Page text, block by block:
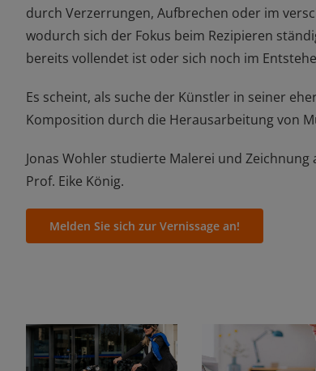
durch Verzerrungen, Aufbrechen oder im
wodurch sich der Fokus beim Rezipieren
bereits vollendet ist oder sich noch im
Es scheint, als suche der Künstler in seiner
Komposition durch die Herausarbeitung von
Jonas Wohler studierte Malerei und
Prof. Eike König.
Melden Sie sich zur Vernissage an!